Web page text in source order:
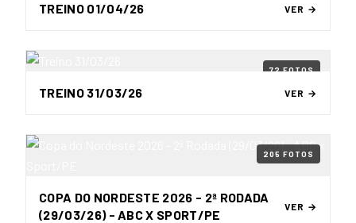
TREINO 01/04/26 VER →
72 FOTOS
TREINO 31/03/26 VER →
205 FOTOS
COPA DO NORDESTE 2026 - 2ª RODADA
(29/03/26) - ABC X SPORT/PE
VER →